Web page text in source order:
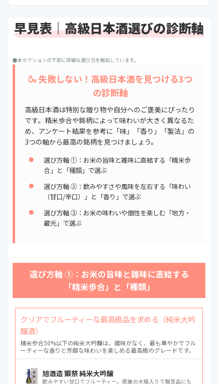
通販サイトの最新売れ筋ランキングもチェック！
他のお酒にはない日本酒の魅力とは
市場に出回らないような入手困難なものも！
飲み過ぎには気を付けよう！
日本で1番高い日本酒って？
次に読むべき日本酒の関連記事はこちら
早見表｜高級日本酒選びの診断軸
●本セクションの下部に詳細な選び方を解説しています。
🍶 失敗しない！高級日本酒を見つける3つ
の診断軸
高級日本酒は特別な贈り物や自分へのご褒美にぴったり
です。精米歩合や銘柄によって味わいが大きく異なるた
め、アンケート結果を参考に「味」「香り」「製法」の
3つの軸から最高の銘柄を見つけましょう。
選び方軸 ①：お米の旨味と雑味に直結する「精米歩
合」と「種類」で選ぶ
選び方軸 ②：飲みやすさや風味を左右する「味わい
（甘口/辛口）」と「香り」で選ぶ
選び方軸 ③：お米の味わいや個性を楽しむ「地方・
蔵元」で選ぶ
選び方軸 ①：お米の旨味と雑味に直結する
「精米歩合」と「種類」
クリアでフルーティーな最高級品を求める（純米大吟
醸酒）
精米歩合50%以下の純米大吟醸は、雑味がなく、最も華やかでフル
ーティーな香りと芳醇な味わいを楽しめる最高級のグレードです。
旭酒造 獺祭 純米大吟醸
飲みやすい甘口でフルーティー。感謝の木箱入りで贈答品にも